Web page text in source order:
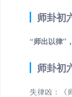
师卦初
“师出以律”
师卦初
失律凶：《